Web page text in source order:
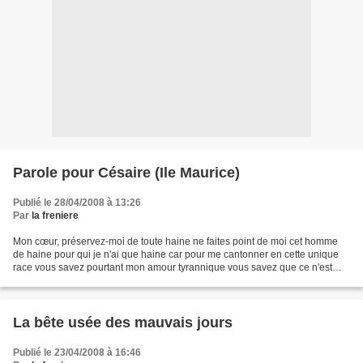
Parole pour Césaire (Ile Maurice)
Publié le 28/04/2008 à 13:26
Par la freniere
Mon cœur, préservez-moi de toute haine ne faites point de moi cet homme
de haine pour qui je n'ai que haine car pour me cantonner en cette unique
race vous savez pourtant mon amour tyrannique vous savez que ce n'est
La bête usée des mauvais jours
Publié le 23/04/2008 à 16:46